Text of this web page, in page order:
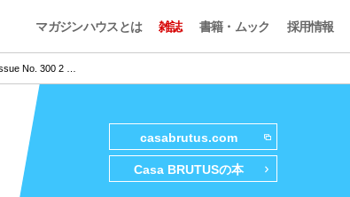
マガジンハウスとは 雑誌 書籍・ムック 採用情報
No. 300 2 …
casabrutus.com
Casa BRUTUSの本